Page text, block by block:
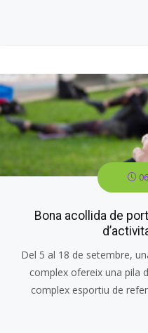
Bona acollida de
Del 5 al 18 de setembre,
complex ofereix una pila
complex esportiu de